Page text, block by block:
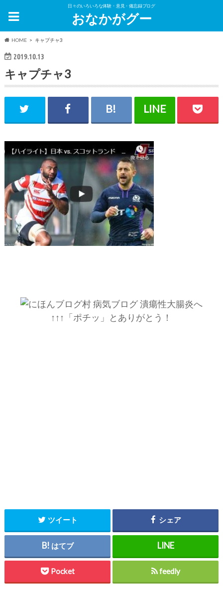
日々のいろいろな体験・意見・備忘録ブログ
おなかがグー
HOME キャプチャ3
2019.10.13
キャプチャ3
↑↑↑「ポチッ」とありがとう！
ツイート シェア
はてブ
Pocket feedly